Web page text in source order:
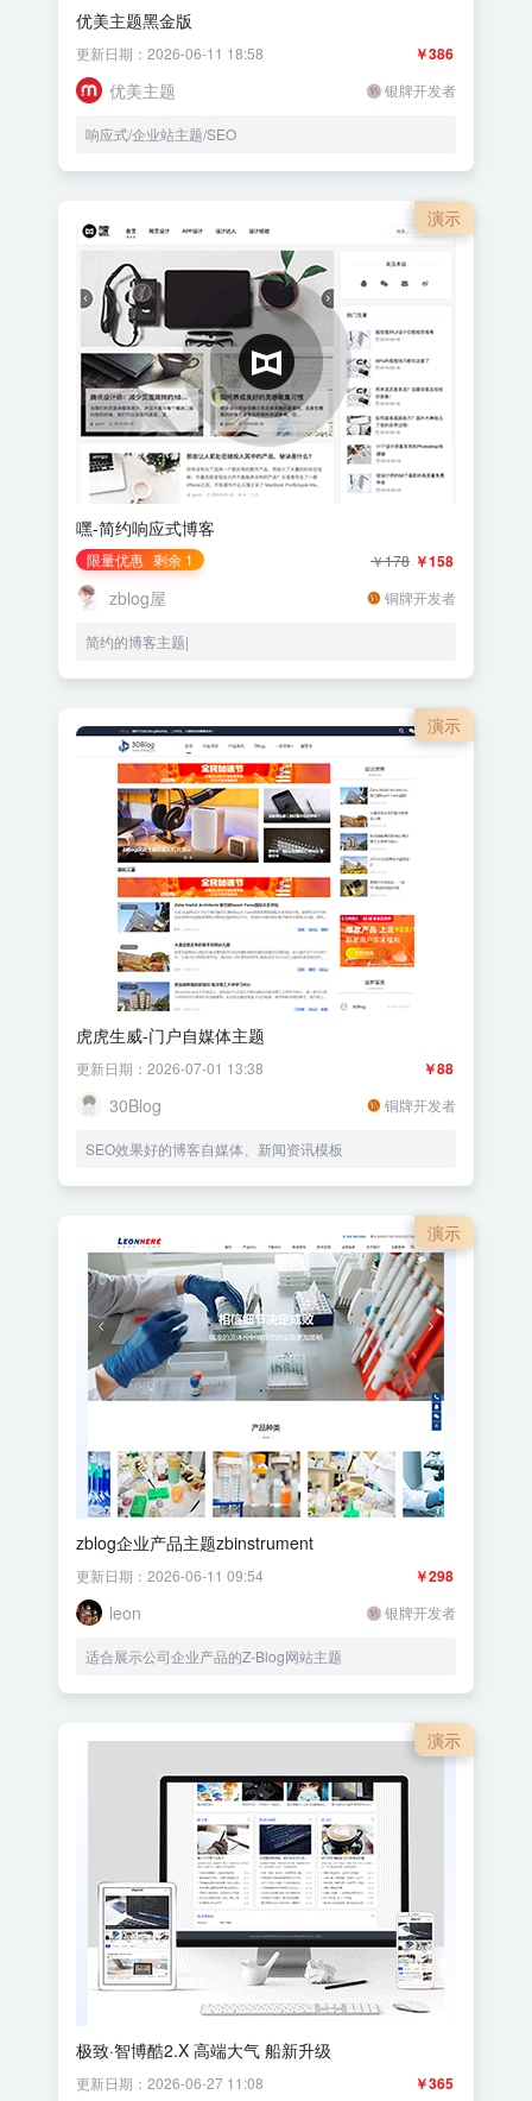
优美主题黑金版
￥386
更新日期：2026-06-11 18:58
优美主题 银牌开发者
响应式/企业站主题/SEO
演示
嘿-简约响应式博客
限量优惠 剩余 1 ￥158
￥178
zblog屋 铜牌开发者
简约的博客主题|
演示
虎虎生威-门户自媒体主题
￥88
更新日期：2026-07-01 13:38
30Blog 铜牌开发者
SEO效果好的博客自媒体、新闻资讯模板
演示
zblog企业产品主题zbinstrument
￥298
更新日期：2026-06-11 09:54
leon 银牌开发者
适合展示公司企业产品的Z-Blog网站主题
演示
极致·智博酷2.X 高端大气 船新升级
￥365
更新日期：2026-06-27 11:08